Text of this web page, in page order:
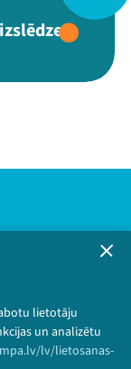
lietotāju
un analizētu
lv/lietosanas-
Flick TikTok